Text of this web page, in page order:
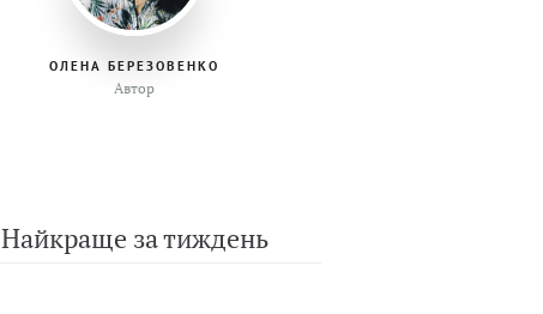
ОЛЕНА БЕРЕЗОВЕНКО
Автор
Найкраще за тиждень